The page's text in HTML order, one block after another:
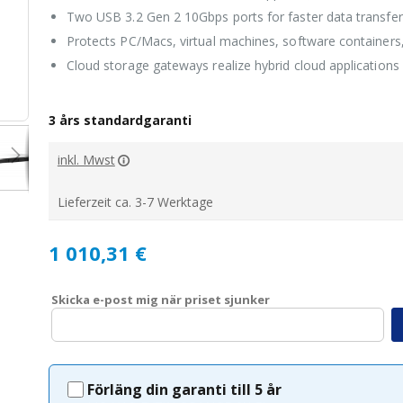
Two USB 3.2 Gen 2 10Gbps ports for faster data
Protects PC/Macs, virtual machines, software
Cloud storage gateways realize hybrid cloud
3 års standardgaranti
inkl. Mwst
Lieferzeit ca. 3-7 Werktage
1 010,31 €
Skicka e-post mig när priset sjunker
Förläng din garanti till 5 år